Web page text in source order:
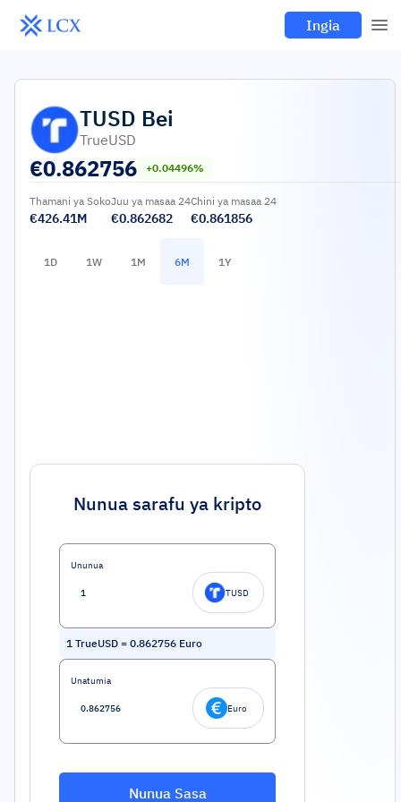
Ingia
TUSD Bei
TrueUSD
€0.862756 +0.04496%
Thamani ya Soko
€426.41M
Juu ya masaa 24
€0.862682
Chini ya masaa 24
€0.861856
1D 1W 1M 6M 1Y
Nunua sarafu ya kripto
Ununua
TUSD
1 TrueUSD = 0.862756 Euro
Unatumia
Euro
Nunua Sasa